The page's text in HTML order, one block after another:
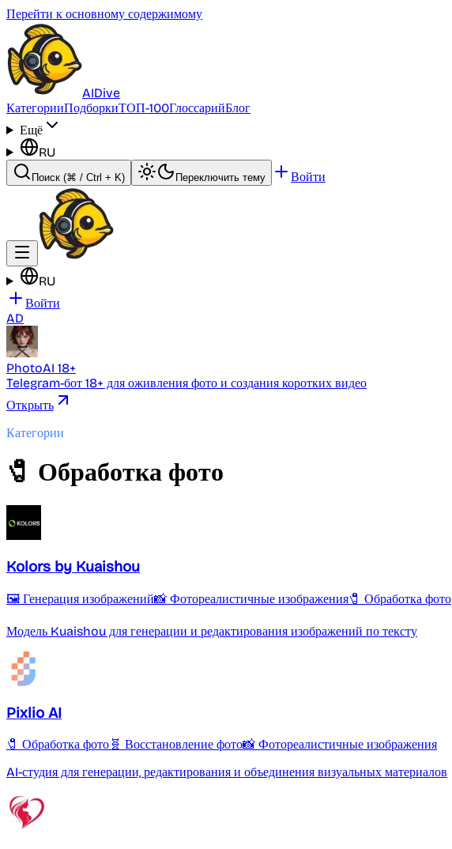
Перейти к основному содержимому
AIDive
КатегорииПодборкиТОП-100ГлоссарийБлог
Ещё
RU
Поиск (⌘ / Ctrl + K) Переключить тему Войти
RU
Войти
AD
PhotoAI 18+
Telegram-бот 18+ для оживления фото и создания коротких видео
Открыть
Категории
🧷 Обработка фото
Kolors by Kuaishou
🖼️ Генерация изображений📸 Фотореалистичные изображения🧷 Обработка фото
Модель Kuaishou для генерации и редактирования изображений по тексту
Pixlio AI
🧷 Обработка фото 🧬 Восстановление фото📸 Фотореалистичные изображения
AI-студия для генерации, редактирования и объединения визуальных материалов